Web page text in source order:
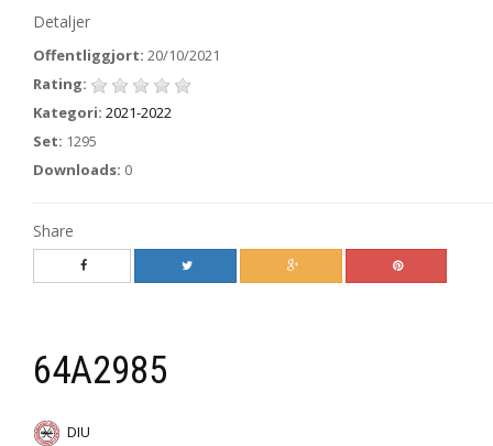
Detaljer
Offentliggjort: 20/10/2021
Rating:
Kategori: 2021-2022
Set: 1295
Downloads: 0
Share
64A2985
DIU